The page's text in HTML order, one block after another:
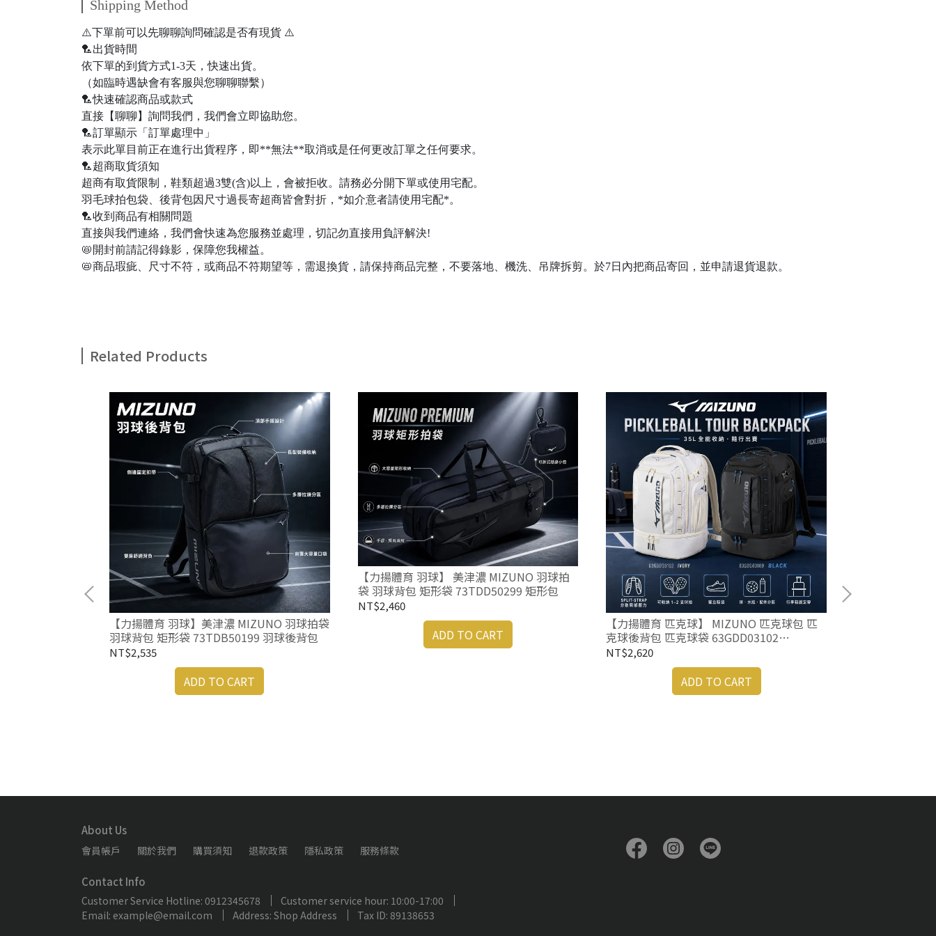
Shipping Method
⚠️下單前可以先聊聊詢問確認是否有現貨 ⚠️
🏸出貨時間
依下單的到貨方式1-3天，快速出貨。
（如臨時遇缺會有客服與您聊聊聯繫）
🏸快速確認商品或款式
直接【聊聊】詢問我們，我們會立即協助您。
🏸訂單顯示「訂單處理中」
表示此單目前正在進行出貨程序，即**無法**取消或是任何更改訂單之任何要求。
🏸超商取貨須知
超商有取貨限制，鞋類超過3雙(含)以上，會被拒收。請務必分開下單或使用宅配。
羽毛球拍包袋、後背包因尺寸過長寄超商皆會對折，*如介意者請使用宅配*。
🏸收到商品有相關問題
直接與我們連絡，我們會快速為您服務並處理，切記勿直接用負評解決!
📛開封前請記得錄影，保障您我權益。
📛商品瑕疵、尺寸不符，或商品不符期望等，需退換貨，請保持商品完整，不要落地、機洗、吊牌拆剪。於7日內把商品寄回，並申請退貨退款。
Related Products
【力揚體育 羽球】美津濃 MIZUNO 羽球拍袋
羽球背包 矩形袋 73TDB50199 羽球後背包
NT$2,535
ADD TO CART
【力揚體育 羽球】 美津濃 MIZUNO 羽球拍
袋 羽球背包 矩形袋 73TDD50299 矩形包
NT$2,460
ADD TO CART
【力揚體育 匹克球】 MIZUNO 匹克球包 匹
克球後背包 匹克球袋 63GDD03102
63GDD03109 匹克球拍
NT$2,620
ADD TO CART
About Us
會員帳戶 關於我們 購買須知 退款政策 隱私政策 服務條款
Contact Info
Customer Service Hotline: 0912345678
Customer service hour: 10:00-17:00
Email: example@email.com
Address: Shop Address Tax ID: 89138653